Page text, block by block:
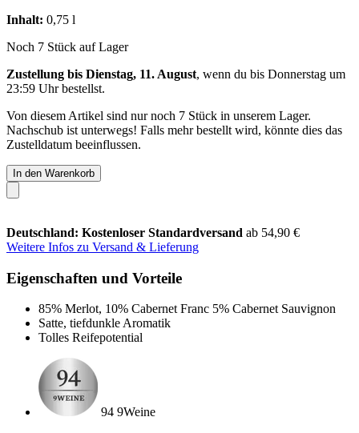
Inhalt: 0,75 l
Noch 7 Stück auf Lager
Zustellung bis Dienstag, 11. August, wenn du bis Donnerstag um
23:59 Uhrbestellst.
Von diesem Artikel sind nur noch 7 Stück in unserem Lager.
Nachschub ist unterwegs! Falls mehr bestellt wird, könnte dies das
Zustelldatum beeinflussen.
In den Warenkorb
Deutschland: Kostenloser Standardversand ab 54,90 €
Weitere Infos zu Versand & Lieferung
Eigenschaften und Vorteile
85% Merlot, 10% Cabernet Franc 5% Cabernet Sauvignon
Satte, tiefdunkle Aromatik
Tolles Reifepotential
94 9Weine